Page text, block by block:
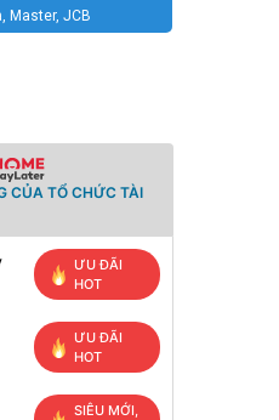
Master, JCB
CỦA TỔ CHỨC TÀI
ƯU ĐÃI
HOT
ƯU ĐÃI
HOT
SIÊU MỚI,